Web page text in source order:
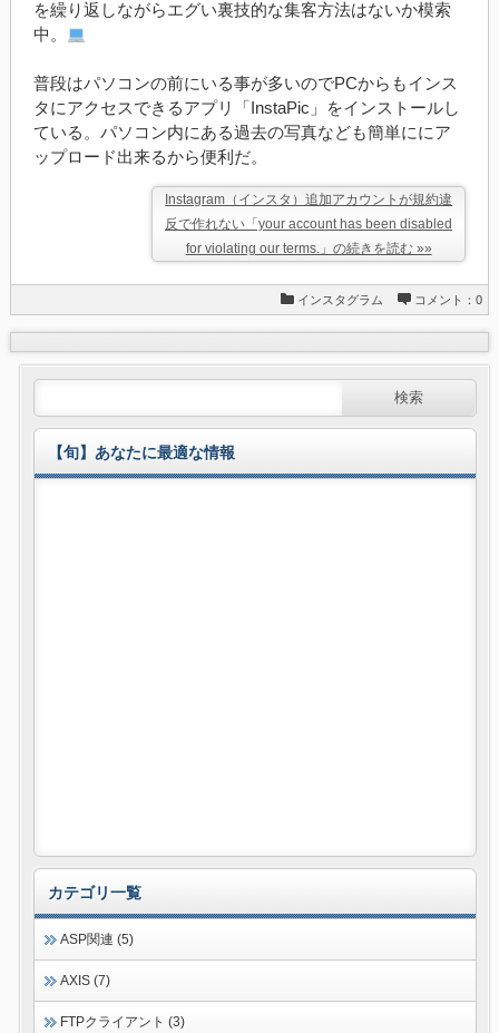
を繰り返しながらエグい裏技的な集客方法はないか模索
中。
普段はパソコンの前にいる事が多いのでPCからもインス
タにアクセスできるアプリ「InstaPic」をインストールし
ている。パソコン内にある過去の写真なども簡単ににア
ップロード出来るから便利だ。
Instagram（インスタ）追加アカウントが規約違
反で作れない「your account has been disabled
for violating our terms.」の続きを読む »»
インスタグラム コメント：0
【旬】あなたに最適な情報
カテゴリ一覧
ASP関連 (5)
AXIS (7)
FTPクライアント (3)